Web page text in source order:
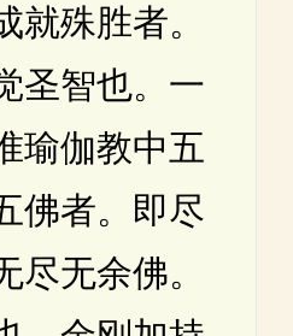
就殊胜者。
圣智也。一
瑜伽教中五
佛者。即尽
尽无余佛。